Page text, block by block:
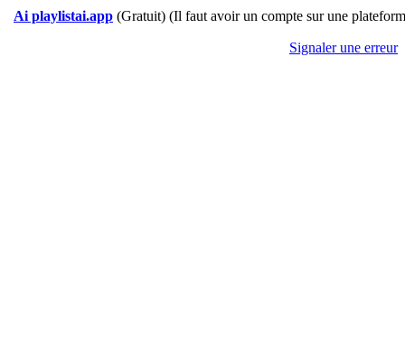
Ai playlistai.app (Gratuit) (Il faut avoir un compte sur une
Signaler une erreur